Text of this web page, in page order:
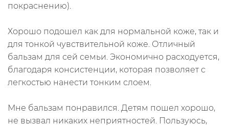
покраснению).
Хорошо подошел как для нормальной коже, так и
для тонкой чувствительной коже. Отличный
бальзам для сей семьи. Экономично расходуется,
благодаря консистенции, которая позволяет с
легкостью нанести тонким слоем.
Мне бальзам понравился. Детям пошел хорошо,
не вызвал никаких неприятностей. Пользуюсь,